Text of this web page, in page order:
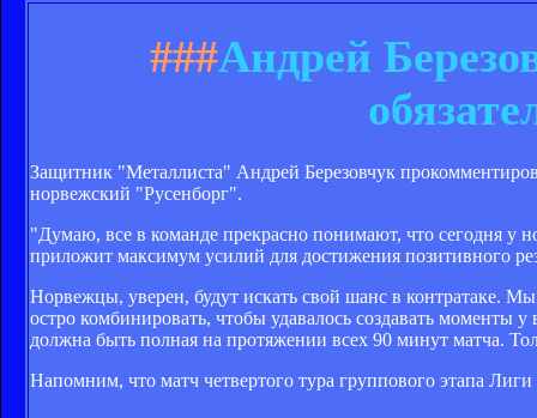
###Андрей
Защитник "Металлиста" Андрей Березовчук
норвежский "Русенборг".
"Думаю, все в команде прекрасно понимают, что сегодня у
приложит максимум усилий для достижения позитивного
Норвежцы, уверен, будут искать свой шанс в контратаке.
остро комбинировать, чтобы удавалось создавать моменты
должна быть полная на протяжении всех 90 минут матча.
Напомним, что матч четвертого тура группового этапа